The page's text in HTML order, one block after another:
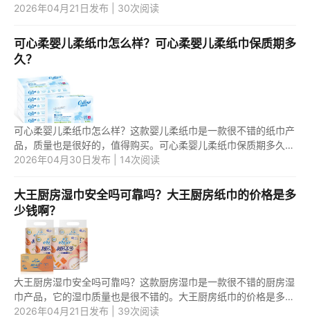
房纸巾是很不错的，质量也好。 1.妮飘厨房纸怎么样？ 妮飘厨房
2026年04月21日发布 | 30次阅读
可心柔婴儿柔纸巾怎么样？可心柔婴儿柔纸巾保质期多
久？
可心柔婴儿柔纸巾怎么样？这款婴儿柔纸巾是一款很不错的纸巾产
品，质量也是很好的，值得购买。可心柔婴儿柔纸巾保质期多久？
这款婴儿柔纸巾的保质期一般是3年。 1.可心柔婴儿柔纸巾怎么
2026年04月30日发布 | 14次阅读
大王厨房湿巾安全吗可靠吗？大王厨房纸巾的价格是多
少钱啊？
大王厨房湿巾安全吗可靠吗？这款厨房湿巾是一款很不错的厨房湿
巾产品，它的湿巾质量也是很不错的。大王厨房纸巾的价格是多少
钱啊？这款厨房纸巾不是很贵，一般一包的价格在10元--20元之
2026年04月21日发布 | 39次阅读